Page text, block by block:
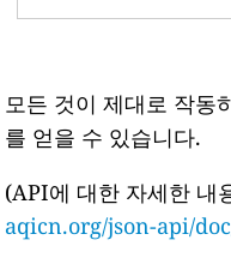
모든 것이 제대로 작동
를 얻을 수 있습니다.
(API에 대한 자세한 내
aqicn.org/json-api/